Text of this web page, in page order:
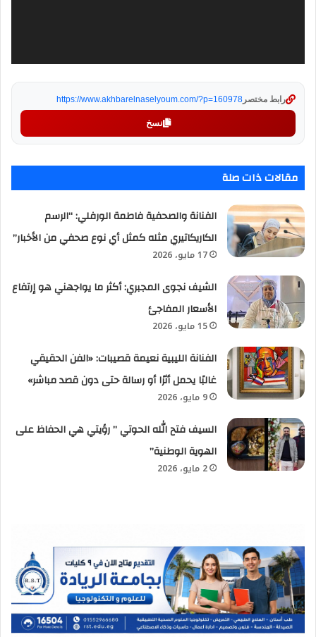
رابط مختصر https://www.akhbarelnaselyoum.com/?p=160978
نسخ
مقالات ذات صلة
الفنانة والصحفية فاطمة الورفلي: “الرسم
الكاريكاتيري مثله كمثل أي نوع صحفي من الأخبار”
17 مايو، 2026
الشيف نجوى المجبري: أكثر ما يواجهني هو إرتفاع
الأسعار المفاجئ
15 مايو، 2026
الفنانة الليبية نعيمة قصيبات: «الفن الحقيقي
غالبًا يحمل أثرًا أو رسالة حتى دون قصد مباشر»
9 مايو، 2026
السيف فتح الله الحوتي ” رؤيتي هي الحفاظ على
الهوية الوطنية”
2 مايو، 2026